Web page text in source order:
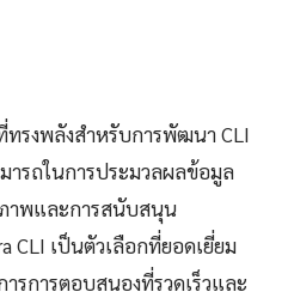
ทรงพลังสำหรับการพัฒนา CLI
ารถในการประมวลผลข้อมูล
าพและการสนับสนุน
CLI เป็นตัวเลือกที่ยอดเยี่ยม
รการตอบสนองที่รวดเร็วและ